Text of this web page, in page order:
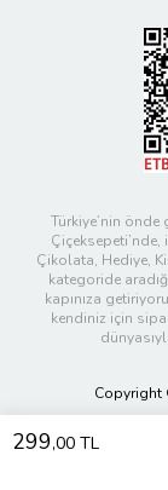
299,00 TL
Türkiye’nin
Çikolata, Hediye,
kategoride
kapınıza
kendiniz için
Copyright